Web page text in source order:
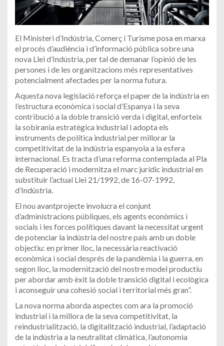
El Ministeri d’Indústria, Comerç i Turisme posa en marxa
el procés d’audiència i d’informació pública sobre una
nova Llei d’Indústria, per tal de demanar l’opinió de les
persones i de les organitzacions més representatives
potencialment afectades per la norma futura.
Aquesta nova legislació reforça el paper de la indústria en
l’estructura econòmica i social d’Espanya i la seva
contribució a la doble transició verda i digital, enforteix
la sobirania estratègica industrial i adopta els
instruments de política industrial per millorar la
competitivitat de la indústria espanyola a la esfera
internacional. Es tracta d’una reforma contemplada al Pla
de Recuperació i modernitza el marc jurídic industrial en
substituir l’actual Llei 21/1992, de 16-07-1992,
d’Indústria.
El nou avantprojecte involucra el conjunt
d’administracions públiques, els agents econòmics i
socials i les forces polítiques davant la necessitat urgent
de potenciar la indústria del nostre país amb un doble
objectiu: en primer lloc, la necessària reactivació
econòmica i social després de la pandèmia i la guerra, en
segon lloc, la modernització del nostre model productiu
per abordar amb èxit la doble transició digital i ecològica
i aconseguir una cohesió social i territorial més gran”.
La nova norma aborda aspectes com ara la promoció
industrial i la millora de la seva competitivitat, la
reindustrialització, la digitalització industrial, l’adaptació
de la indústria a la neutralitat climàtica, l’autonomia